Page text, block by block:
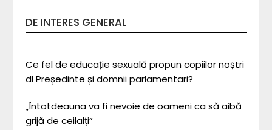
DE INTERES GENERAL
Ce fel de educație sexuală propun copiilor noștri
dl Președinte și domnii parlamentari?
„Întotdeauna va fi nevoie de oameni ca să aibă
grijă de ceilalți”